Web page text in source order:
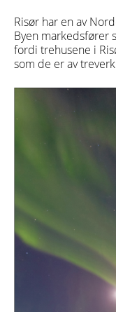
Risør har en av
Byen markedsfører
fordi trehusene i
som de er av